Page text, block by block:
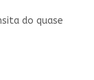
do quase